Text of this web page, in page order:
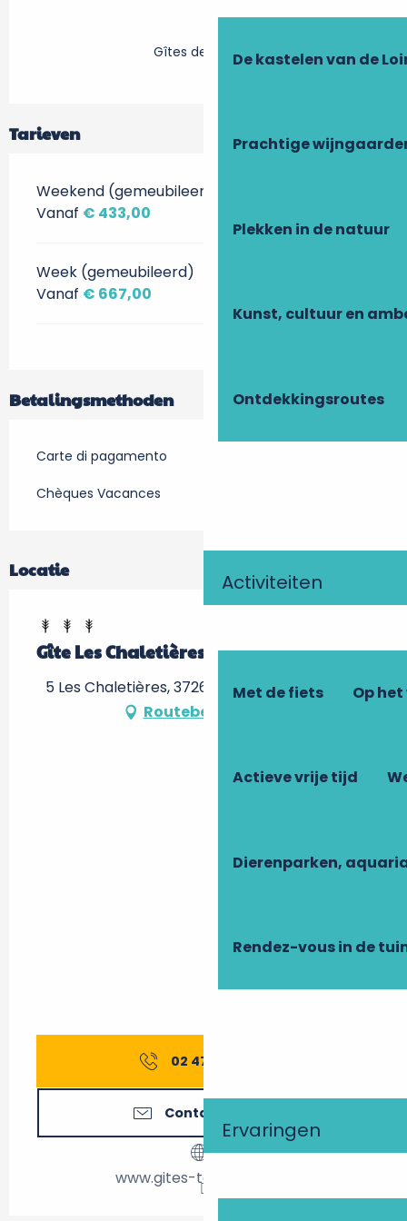
De kastelen van de
Prachtige
Plekken in de natuur
Kunst, cultuur en
Ontdekkingsroutes
Activiteiten
Met de fiets Op
Actieve vrije tijd
Dierenparken,
Rendez-vous in de
Ervaringen
Gîtes de France
Tarieven
Weekend (gemeubileerd)
Vanaf € 433,00
Week (gemeubileerd)
Vanaf € 667,00
Betalingsmethoden
Carte di pagamento
Chèques Vacances
Locatie
Gîte Les Chaletières
5 Les Chaletières, 37260 Artannes-sur-Indre
Routebeschrijving
02 47 27 56
Contacteer ons
www.gites-touraine.com